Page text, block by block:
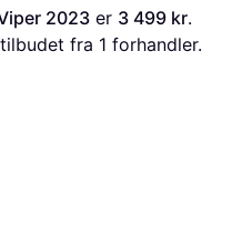
2023 er 3 499 kr.
fra 1 forhandler.